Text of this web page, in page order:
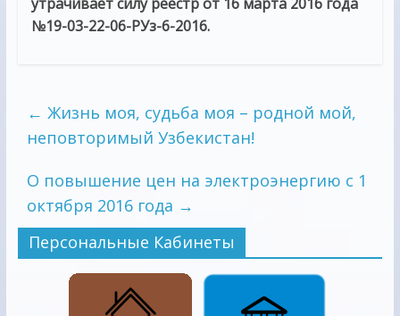
№19-03-22-06-РУз-6-2016.
← Жизнь моя, судьба моя – родной мой,
неповторимый Узбекистан!
О повышение цен на электроэнергию с 1
октября 2016 года →
Персональные Кабинеты